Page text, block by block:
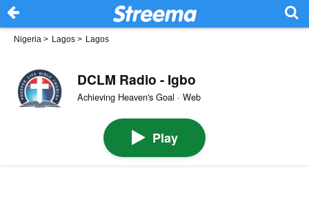
Nigeria > Lagos > Lagos
DCLM Radio - Igbo
Achieving Heaven's Goal · Web
Play